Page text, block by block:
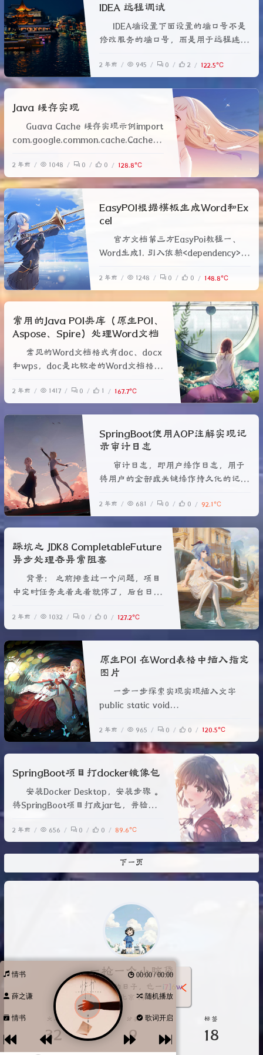
将这些对象连成一条链，并沿着这条链
传递请求，直到有一个对象处理它为
止。
IDEA 远程调试
IDEA端设置下面设置的端口号不是
修改服务的端口号，而是用于远程连接
端口号。服务器端启动服务器端启动采
smart-star-user-0.0.1-SNAPSHOT.jar
例如：java -jar -agentl
2 年前 945 0 2 122.5℃
Java 缓存实现
Guava Cache 缓存实现示例import
com.google.common.cache.Cache;i
com.google.common.cache.CacheBu
ilder;import
java.util.concurrent.TimeUnit;public
class G
2 年前 1048 0 0 128.8℃
EasyPOI根据模板生成Word和Ex
cel
官方文档第三方EasyPoi教程一、
Word生成1. 引入依赖<dependency>
<artifactId>easypoi-
2 年前 1248 0 0 148.8℃
常用的Java POI类库（原生POI、
Aspose、Spire）处理Word文档
常见的Word文档格式有doc、docx
和wps，doc是比较老的Word文档格
较新的Word文档格式，其扩展名修改
成，关键文件是document.xml；而
wps是金山WPS特有的格式。不同类库
对Word文档格式的支持有所不同，选
择类库时需要根据需求分析，哪种类库
可以满足开发需要。
2 年前 1417 0 1 167.7℃
SpringBoot使用AOP注解实现记
录审计日志
审计日志，即用户操作日志，用于
将用户的全部或关键操作持久化的记录
数据发生泄露，反向查找或追责。
2 年前 681 0 0 92.1℃
踩坑之 JDK8 CompletableFuture
异步处理吞异常阻塞
背景： 之前排查过一个问题，项目
中定时任务走着走着就停了，后台日志
private void sendJz(String rpUrl,
curDate, List<CompletableFuture<
2 年前 1032 0 0 127.2℃
原生POI 在Word表格中插入指定
图片
一步一步探索实现实现插入文字
public static void
para,String value){ try {
XWPFDocument document =
para.getDocument();
2 年前 965 0 0 120.5℃
SpringBoot项目打docker镜像包
安装Docker Desktop，安装步骤 。
将SpringBoot项目打成jar包，并验证
一个Dockerfile文件，内容如下：#
java8运行环境FROM java:8 # 作者名
称MAINTAINER hjx# 设置时区RUN
/bin/cp /usr
2 年前 656 0 0 89.6℃
下一页
一枪一个小脑袋
独自撑伞的日子，也一定要顺顺利利
北京·海淀
文章
32
分类
9
标签
18
情书 00:00 / 00:00
薛之谦 随机播放
情书 歌词开启